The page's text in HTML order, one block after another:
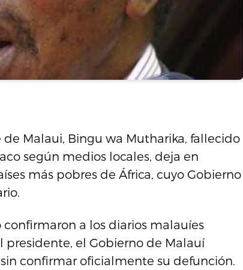
Malaui, Bingu wa Mutharika, fallecido
según medios locales, deja en
más pobres de África, cuyo Gobierno
a los diarios malauíes
presidente, el Gobierno de Malauí
confirmar oficialmente su defunción.